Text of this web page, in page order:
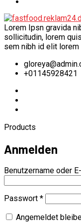
Lorem Ipsn gravida
sollicitudin, lorem
sem nibh id elit
+01145928421
Products
Anmelden
Benutzername oder
Passwort *
Angemeldet